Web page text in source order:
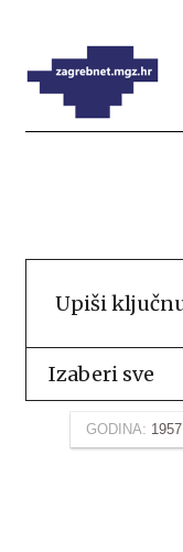
Izaberi sve
GODINA: 1957